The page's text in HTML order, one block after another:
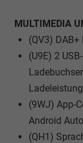
MULTIMEDIA
(QV3)
(U9E) 2
(9WJ) App-
Android Auto
(QH1)